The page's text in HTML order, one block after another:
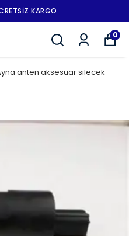
KARGO
0
anten aksesuar silecek